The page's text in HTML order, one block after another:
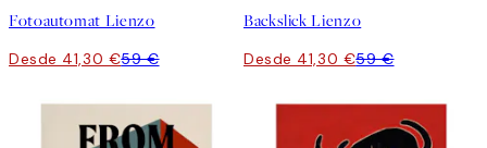
Fotoautomat Lienzo
Desde 41,30 €59 €
Backslick Lienzo
Desde 41,30 €59 €